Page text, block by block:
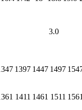
3.0
1397 1447 1497
1411 1461 1511